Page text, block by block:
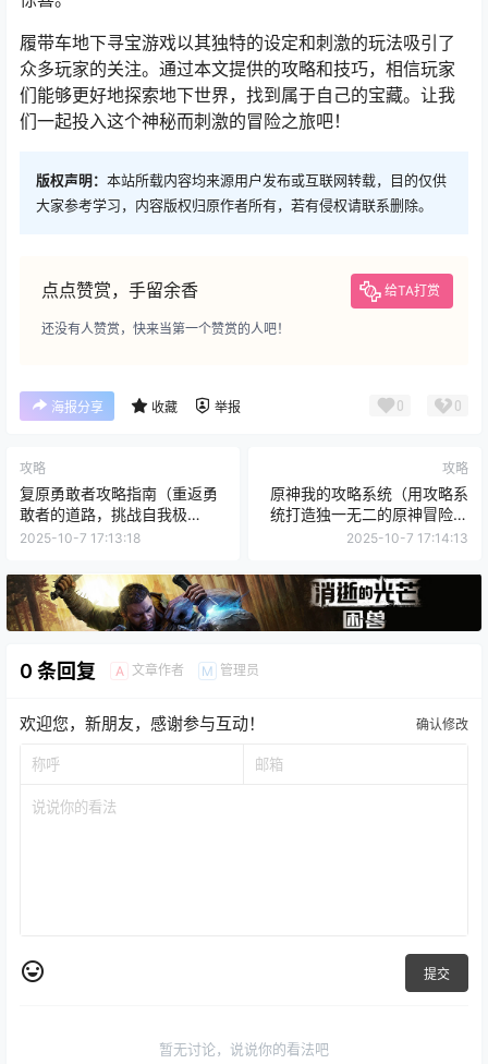
履带车地下寻宝游戏以其独特的设定和刺激的玩法吸引了
众多玩家的关注。通过本文提供的攻略和技巧，相信玩家
们能够更好地探索地下世界，找到属于自己的宝藏。让我
们一起投入这个神秘而刺激的冒险之旅吧！
版权声明： 本站所载内容均来源用户发布或互联网转载，目的仅供
大家参考学习，内容版权归原作者所有，若有侵权请联系删除。
点点赞赏，手留余香 给TA打赏
还没有人赞赏，快来当第一个赞赏的人吧！
海报分享 收藏 举报 0 0
攻略
复原勇敢者攻略指南（重返勇
敢者的道路，挑战自我极
限！）
2025-10-7 17:13:18
攻略
原神我的攻略系统（用攻略系
统打造独一无二的原神冒险之
旅）
2025-10-7 17:14:13
0 条回复 A 文章作者 M 管理员
欢迎您，新朋友，感谢参与互动！ 确认修改
提交
暂无讨论，说说你的看法吧